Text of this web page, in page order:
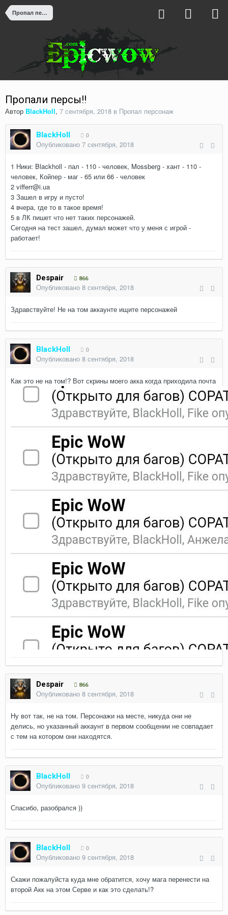
Пропал персонаж
Пропали персы!!
Автор BlackHoll, 7 сентября, 2018 в Пропал персонаж
BlackHoll 0
Опубликовано 7 сентября, 2018
1 Ники: Blackholl - пал - 110 - человек, Mossberg - хант - 110 -
человек, Койпер - маг - 65 или 66 - человек
2 vifferr@i.ua
3 Зашел в игру и пусто!
4 вчера, где то в такое время!
5 в ЛК пишет что нет таких персонажей.
Сегодня на тест зашел, думал может что у меня с игрой -
работает!
Despair 866
Опубликовано 8 сентября, 2018
Здравствуйте! Не на том аккаунте ищите персонажей
BlackHoll 0
Опубликовано 8 сентября, 2018
Как это не на том!? Вот скрины моего акка когда приходила почта
Despair 866
Опубликовано 8 сентября, 2018
Ну вот так, не на том. Персонажи на месте, никуда они не
делись, но указанный аккаунт в первом сообщении не совпадает
с тем на котором они находятся.
BlackHoll 0
Опубликовано 9 сентября, 2018
Спасибо, разобрался ))
BlackHoll 0
Опубликовано 9 сентября, 2018
Скажи пожалуйста куда мне обратится, хочу мага перенести на
второй Акк на этом Серве и как это сделать!?